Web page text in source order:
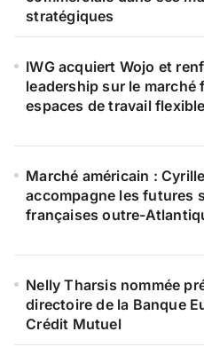
stratégiques
IWG acquiert Wojo et
leadership sur le marché
espaces de travail
Marché américain :
accompagne les futures
françaises outre-
Nelly Tharsis nommée
directoire de la Banque
Crédit Mutuel